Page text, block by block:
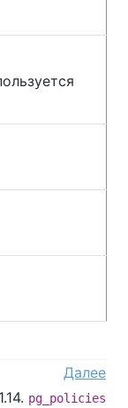
Далее
pg_policies